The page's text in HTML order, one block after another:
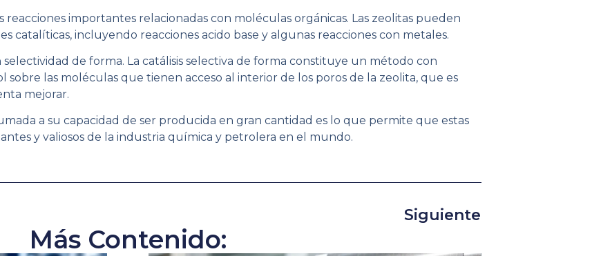
reacciones importantes relacionadas con moléculas orgánicas. Las zeolitas pueden
catalíticas, incluyendo reacciones acido base y algunas reacciones con metales.
de forma. La catálisis selectiva de forma constituye un método con
sobre las moléculas que tienen acceso al interior de los poros de la zeolita, que es
mejorar.
a su capacidad de ser producida en gran cantidad es lo que permite que estas
y valiosos de la industria química y petrolera en el mundo.
Siguiente
Más Contenido: